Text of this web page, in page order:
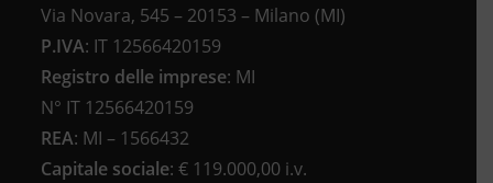
Via Novara, 545 – 20153 – Milano (MI)
P.IVA: IT 12566420159
Registro delle imprese: MI
N° IT 12566420159
REA: MI – 1566432
Capitale sociale: € 119.000,00 i.v.